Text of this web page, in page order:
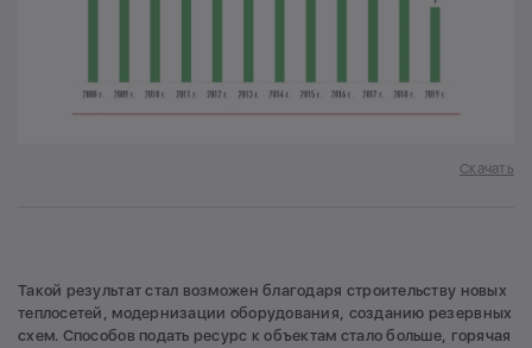
Скачать
Такой результат стал возможен благодаря строительству новых
теплосетей, модернизации оборудования, созданию резервных
схем. Способов подать ресурс к объектам стало больше, горячая